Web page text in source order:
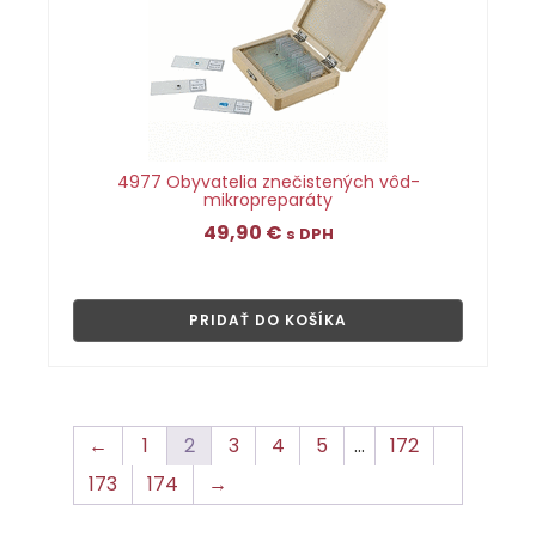
4977 Obyvatelia znečistených vôd-
mikropreparáty
49,90 € s DPH
PRIDAŤ DO KOŠÍKA
← 1 2 3 4 5 …
172
173
174 →